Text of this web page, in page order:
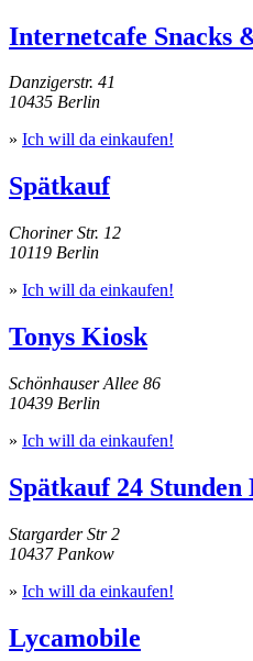
Internetcafe Snacks
Danzigerstr. 41
10435 Berlin
» Ich will da einkaufen!
Spätkauf
Choriner Str. 12
10119 Berlin
» Ich will da einkaufen!
Tonys Kiosk
Schönhauser Allee 86
10439 Berlin
» Ich will da einkaufen!
Spätkauf 24
Stargarder Str 2
10437 Pankow
» Ich will da einkaufen!
Lycamobile